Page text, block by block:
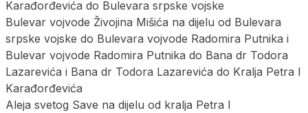
Karađorđevića do Bulevara srpske vojske
Bulevar vojvode Živojina Mišića na dijelu od Bulevara
srpske vojske do Bulevara vojvode Radomira Putnika i
Bulevar vojvode Radomira Putnika do Bana dr Todora
Lazarevića i Bana dr Todora Lazarevića do Kralja Petra I
Karađorđevića
Aleja svetog Save na dijelu od kralja Petra I